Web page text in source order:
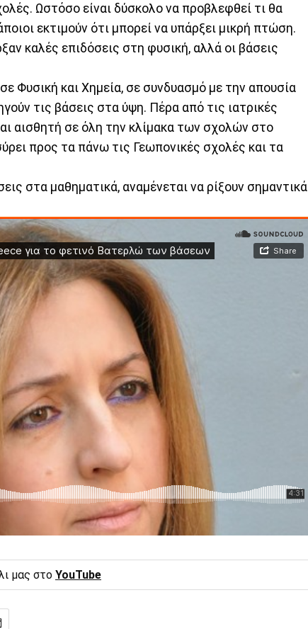
Ωστόσο είναι δύσκολο να προβλεφθεί τι θα
εκτιμούν ότι μπορεί να υπάρξει μικρή πτώση.
καλές επιδόσεις στη φυσική, αλλά οι βάσεις
Φυσική και Χημεία, σε συνδυασμό με την απουσία
τις βάσεις στα ύψη. Πέρα από τις ιατρικές
αισθητή σε όλη την κλίμακα των σχολών στο
προς τα πάνω τις Γεωπονικές σχολές και τα
στα μαθηματικά, αναμένεται να ρίξουν σημαντικά
μας στο YouTube